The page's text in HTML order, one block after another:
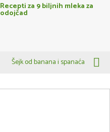
Recepti za 9 biljnih mleka za
odojčad
Šejk od banana i spanaća